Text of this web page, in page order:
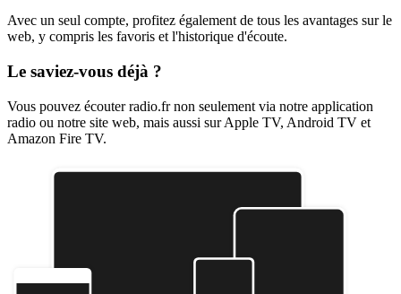
Avec un seul compte, profitez également de tous les avantages sur le
web, y compris les favoris et l'historique d'écoute.
Le saviez-vous déjà ?
Vous pouvez écouter radio.fr non seulement via notre application
radio ou notre site web, mais aussi sur Apple TV, Android TV et
Amazon Fire TV.